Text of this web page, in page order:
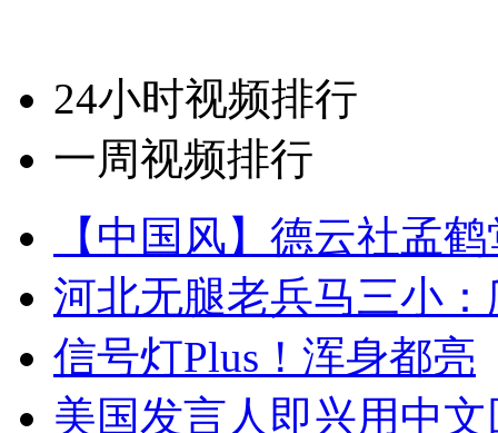
24小时视频排行
一周视频排行
【中国风】德云社孟
河北无腿老兵马三小
信号灯Plus！浑身都亮
美国发言人即兴用中